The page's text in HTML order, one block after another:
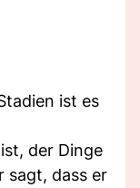
ist es
der Dinge
sagt, dass er